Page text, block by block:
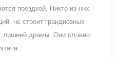
поездкой. Никто из них
не строит грандиозных
лишней драмы. Они словно